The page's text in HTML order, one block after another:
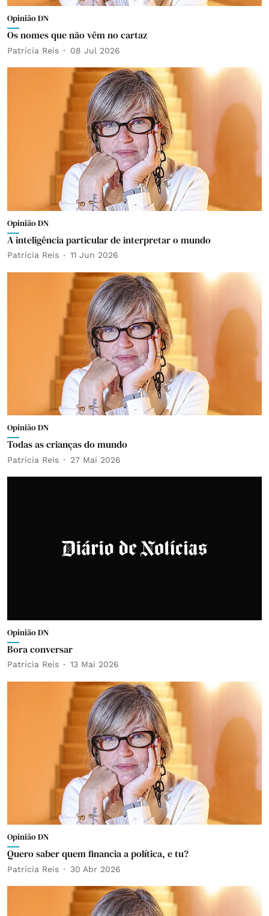
Opinião DN
Os nomes que não vêm no cartaz
Patrícia Reis 08 Jul 2026
Opinião DN
A inteligência particular de interpretar o mundo
Patrícia Reis 11 Jun 2026
Opinião DN
Todas as crianças do mundo
Patrícia Reis 27 Mai 2026
Opinião DN
Bora conversar
Patrícia Reis 13 Mai 2026
Opinião DN
Quero saber quem financia a política, e tu?
Patrícia Reis 30 Abr 2026